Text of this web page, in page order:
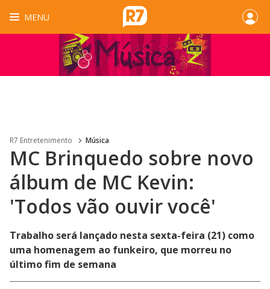
MENU
R7 Entretenimento Música
MC Brinquedo sobre novo
álbum de MC Kevin:
'Todos vão ouvir você'
Trabalho será lançado nesta sexta-feira (21) como
uma homenagem ao funkeiro, que morreu no
último fim de semana